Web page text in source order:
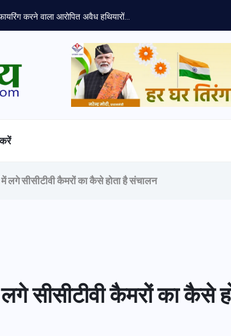
करने वाला आरोपित अवैध हथियारों...
लगे सीसीटीवी कैमरों का कैसे होता है संचालन
सीसीटीवी कैमरों का कैसे